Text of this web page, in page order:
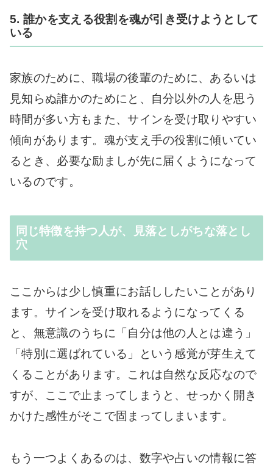
5. 誰かを支える役割を魂が引き受けようとして
いる
家族のために、職場の後輩のために、あるいは
見知らぬ誰かのためにと、自分以外の人を思う
時間が多い方もまた、サインを受け取りやすい
傾向があります。魂が支え手の役割に傾いてい
るとき、必要な励ましが先に届くようになって
いるのです。
同じ特徴を持つ人が、見落としがちな落とし
穴
ここからは少し慎重にお話ししたいことがあり
ます。サインを受け取れるようになってくる
と、無意識のうちに「自分は他の人とは違う」
「特別に選ばれている」という感覚が芽生えて
くることがあります。これは自然な反応なので
すが、ここで止まってしまうと、せっかく開き
かけた感性がそこで固まってしまいます。
もう一つよくあるのは、数字や占いの情報に答